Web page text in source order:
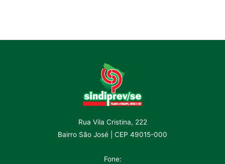
Rua Vila Cristina, 222
Bairro São José | CEP 49015-000
Fone: